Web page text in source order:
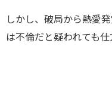
しかし、破局から熱愛
は不倫だと疑われても